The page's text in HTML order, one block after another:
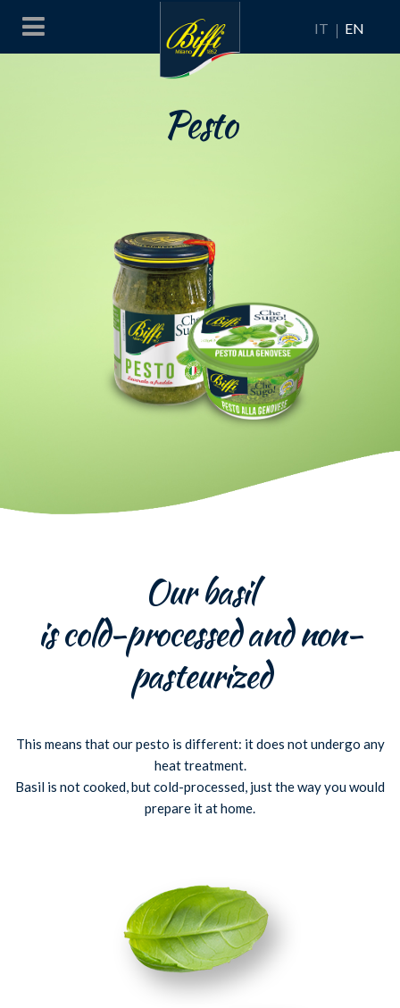
IT EN
Pesto
Our basil
is cold-processed and non-
pasteurized
This means that our pesto is different: it does not undergo any
heat treatment.
Basil is not cooked, but cold-processed, just the way you would
prepare it at home.